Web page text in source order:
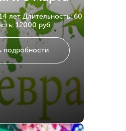
летДлительность: 60
12000 руб
подробности